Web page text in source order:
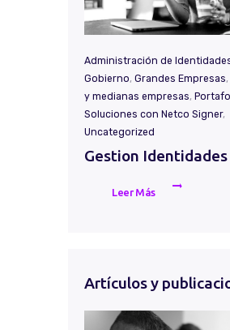
Administración de
Gobierno, Grandes Empresas,
y medianas empresas,
Soluciones con Netco Signer,
Uncategorized
Gestion Identidades
Leer Más
Artículos y